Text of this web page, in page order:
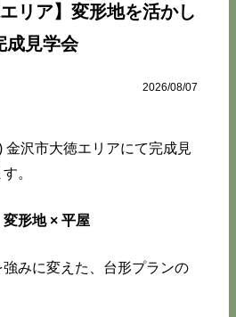
リア】変形地を活かし
成見学会
2026/08/07
金沢市大徳エリアにて完成見
。
形地 × 平屋
みに変えた、台形プランの